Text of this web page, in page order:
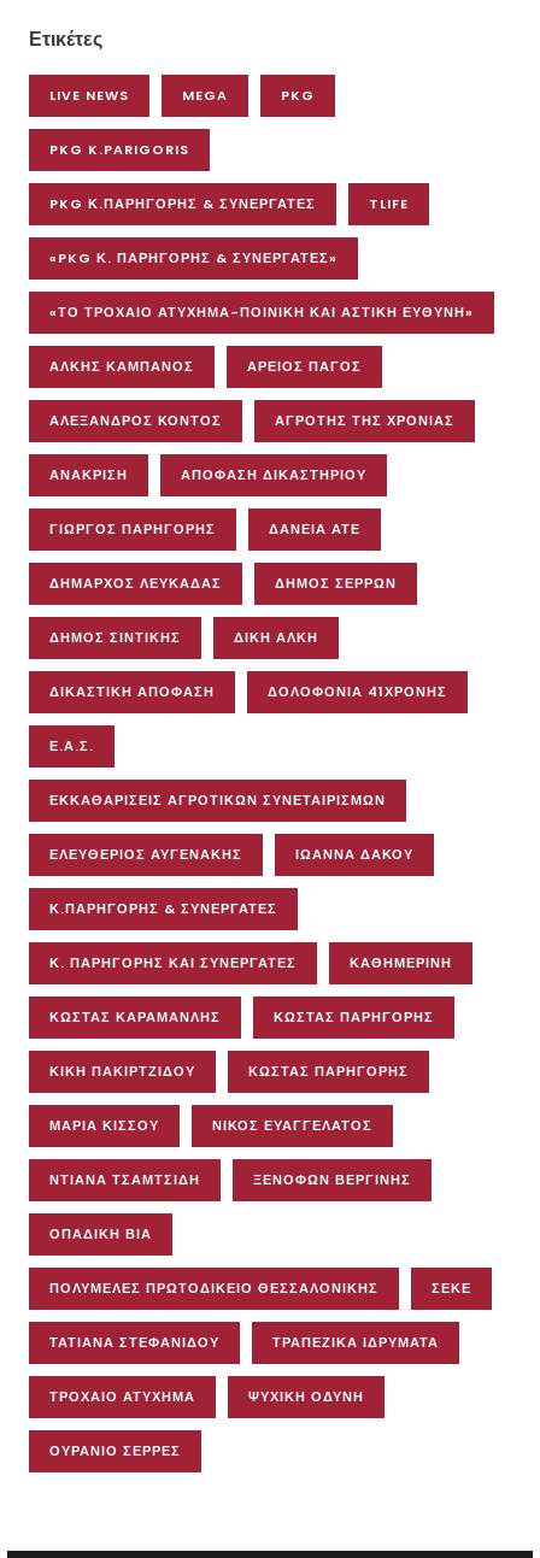
Ετικέτες
LIVE NEWS MEGA PKG
PKG K.PARIGORIS
PKG Κ.ΠΑΡΗΓΟΡΗΣ & ΣΥΝΕΡΓΑΤΕΣ TLIFE
«PKG Κ. ΠΑΡΗΓΟΡΗΣ & ΣΥΝΕΡΓΑΤΕΣ»
«ΤΟ ΤΡΟΧΑΊΟ ΑΤΎΧΗΜΑ-ΠΟΙΝΙΚΉ ΚΑΙ ΑΣΤΙΚΉ ΕΥΘΎΝΗ»
ΆΛΚΗΣ ΚΑΜΠΑΝΌΣ ΆΡΕΙΟΣ ΠΆΓΟΣ
ΑΛΕΞΑΝΔΡΟΣ ΚΟΝΤΟΣ ΑΓΡΌΤΗΣ ΤΗΣ ΧΡΟΝΙΆΣ
ΑΝΆΚΡΙΣΗ ΑΠΌΦΑΣΗ ΔΙΚΑΣΤΗΡΊΟΥ
ΓΙΏΡΓΟΣ ΠΑΡΗΓΌΡΗΣ ΔΆΝΕΙΑ ΑΤΕ
ΔΉΜΑΡΧΟΣ ΛΕΥΚΆΔΑΣ ΔΉΜΟΣ ΣΕΡΡΏΝ
ΔΉΜΟΣ ΣΙΝΤΙΚΉΣ ΔΊΚΗ ΆΛΚΗ
ΔΙΚΑΣΤΙΚΉ ΑΠΌΦΑΣΗ ΔΟΛΟΦΟΝΊΑ 41ΧΡΟΝΗΣ
Ε.Α.Σ.
ΕΚΚΑΘΑΡΊΣΕΙΣ ΑΓΡΟΤΙΚΏΝ ΣΥΝΕΤΑΙΡΙΣΜΏΝ
ΕΛΕΥΘΈΡΙΟΣ ΑΥΓΕΝΆΚΗΣ ΙΩΆΝΝΑ ΔΆΚΟΥ
Κ.ΠΑΡΗΓΟΡΗΣ & ΣΥΝΕΡΓΑΤΕΣ
Κ. ΠΑΡΗΓΌΡΗΣ ΚΑΙ ΣΥΝΕΡΓΆΤΕΣ ΚΑΘΗΜΕΡΙΝΗ
ΚΩΣΤΑΣ ΚΑΡΑΜΑΝΛΗΣ ΚΩΣΤΑΣ ΠΑΡΗΓΟΡΗΣ
ΚΙΚΉ ΠΑΚΙΡΤΖΊΔΟΥ ΚΏΣΤΑΣ ΠΑΡΗΓΌΡΗΣ
ΜΑΡΊΑ ΚΊΣΣΟΥ ΝΊΚΟΣ ΕΥΑΓΓΕΛΆΤΟΣ
ΝΤΙΆΝΑ ΤΣΑΜΤΣΊΔΗ ΞΕΝΟΦΏΝ ΒΕΡΓΊΝΗΣ
ΟΠΑΔΙΚΉ ΒΊΑ
ΠΟΛΥΜΕΛΈΣ ΠΡΩΤΟΔΙΚΕΊΟ ΘΕΣΣΑΛΟΝΊΚΗΣ ΣΕΚΕ
ΤΑΤΙΆΝΑ ΣΤΕΦΑΝΊΔΟΥ ΤΡΑΠΕΖΙΚΆ ΙΔΡΎΜΑΤΑ
ΤΡΟΧΑΊΟ ΑΤΎΧΗΜΑ ΨΥΧΙΚΉ ΟΔΎΝΗ
ΟΥΡΆΝΙΟ ΣΈΡΡΕΣ